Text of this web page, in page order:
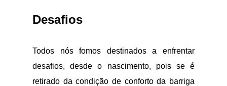
Desafios
Todos nós fomos destinados a enfrentar
desafios, desde o nascimento, pois se é
retirado da condição de conforto da barriga